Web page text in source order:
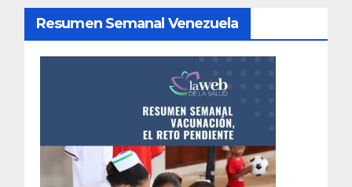
Resumen Semanal Venezuela